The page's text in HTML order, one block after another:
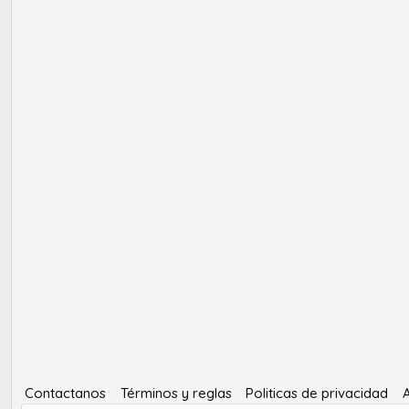
Contactanos Términos y reglas Politicas de privacidad